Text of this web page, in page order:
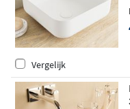
Vergelijk